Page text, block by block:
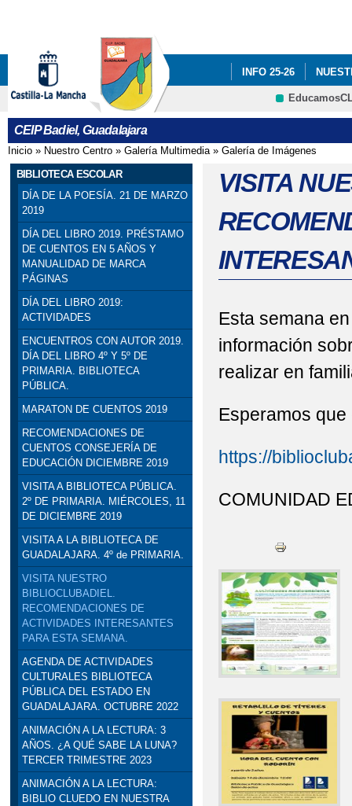
INFO 25-26
INFÓRMATE
ENGLISH PROJECT:
PROGRAMA # TÚ
SELLO DE CALIDAD
STEAM: TALLER DE
CEIP Badiel, Guadalajara
Se encuentra usted aquí
Inicio » Nuestro Centro » Galería Multimedia» Galería de Imágenes
BIBLIOTECA ESCOLAR
DÍA DE LA POESÍA. 21 DE MARZO
2019
DÍA DEL LIBRO 2019. PRÉSTAMO
DE CUENTOS EN 5 AÑOS Y
MANUALIDAD DE MARCA
PÁGINAS
DÍA DEL LIBRO 2019:
ACTIVIDADES
ENCUENTROS CON AUTOR 2019.
DÍA DEL LIBRO 4º Y 5º DE
PRIMARIA. BIBLIOTECA
PÚBLICA.
MARATON DE CUENTOS 2019
RECOMENDACIONES DE
CUENTOS CONSEJERÍA DE
EDUCACIÓN DICIEMBRE 2019
VISITA A BIBLIOTECA PÚBLICA.
2º DE PRIMARIA. MIÉRCOLES, 11
DE DICIEMBRE 2019
VISITA A LA BIBLIOTECA DE
GUADALAJARA. 4º de PRIMARIA.
VISITA NUESTRO
BIBLIOCLUBADIEL.
RECOMENDACIONES DE
ACTIVIDADES INTERESANTES
PARA ESTA SEMANA.
AGENDA DE ACTIVIDADES
CULTURALES BIBLIOTECA
PÚBLICA DEL ESTADO EN
GUADALAJARA. OCTUBRE 2022
ANIMACIÓN A LA LECTURA: 3
AÑOS. ¿A QUÉ SABE LA LUNA?
TERCER TRIMESTRE 2023
ANIMACIÓN A LA LECTURA:
BIBLIO CLUEDO EN NUESTRA
VISITA
Esta semana
información
realizar en
Esperamos
https://
COMUNIDAD